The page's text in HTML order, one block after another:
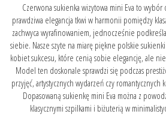
Czerwona sukienka wizytowa mini Eva to
prawdziwa elegancja tkwi w harmonii pomiędzy
zachwyca wyrafinowaniem, jednocześnie
siebie. Nasze szyte na miarę piękne polskie
kobiet sukcesu, które cenią sobie elegancję, ale
Model ten doskonale sprawdzi się podczas
przyjęć, artystycznych wydarzeń czy
Dopasowaną sukienkę mini Eva można z
klasycznymi szpilkami i biżuterią w